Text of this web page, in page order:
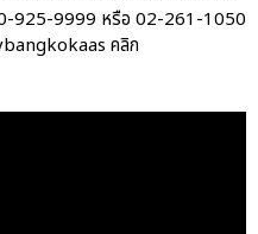
925-9999 หรือ 02-261-1050
คลิก